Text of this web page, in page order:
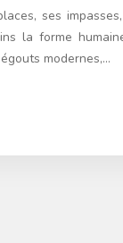
ses
la forme
modernes,…